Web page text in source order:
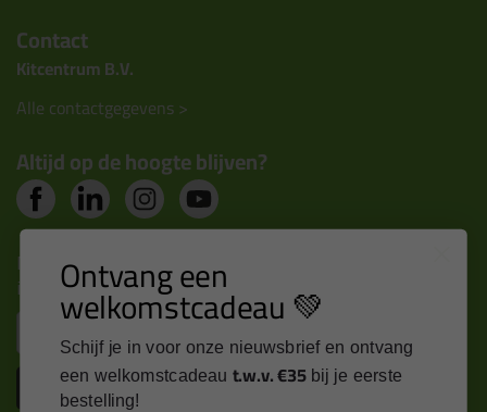
Contact
Kitcentrum B.V.
Alle contactgegevens >
Altijd op de hoogte blijven?
Nieuws, tips en exclusieve deals rechtstreeks in je
inbox
Inschrijven
Ontvang een
welkomstcadeau 💚
Schijf je in voor onze nieuwsbrief en ontvang
een welkomstcadeau t.w.v. €35 bij je eerste
bestelling!